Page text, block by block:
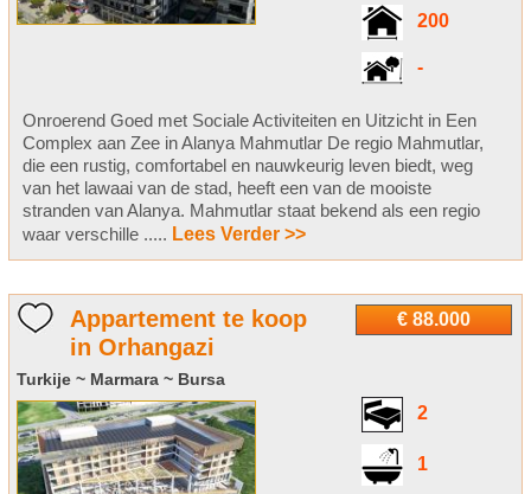
200
-
Onroerend Goed met Sociale Activiteiten en Uitzicht in Een
Complex aan Zee in Alanya Mahmutlar De regio Mahmutlar,
die een rustig, comfortabel en nauwkeurig leven biedt, weg
van het lawaai van de stad, heeft een van de mooiste
stranden van Alanya. Mahmutlar staat bekend als een regio
waar verschille ..... Lees Verder >>
€ 88.000
Appartement te koop
in Orhangazi
Turkije ~ Marmara ~ Bursa
2
1